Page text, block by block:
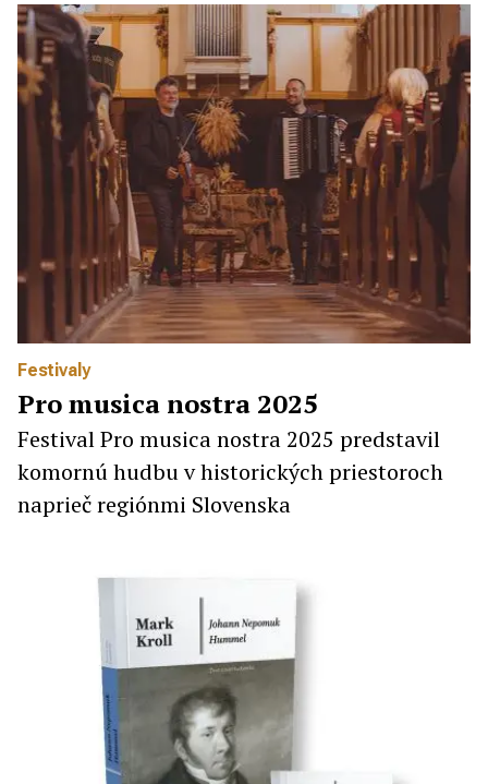
Festivaly
Pro musica nostra 2025
Festival Pro musica nostra 2025 predstavil
komornú hudbu v historických priestoroch
naprieč regiónmi Slovenska